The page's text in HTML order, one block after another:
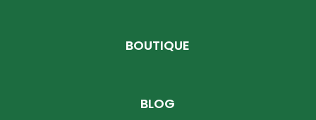
BOUTIQUE
BLOG